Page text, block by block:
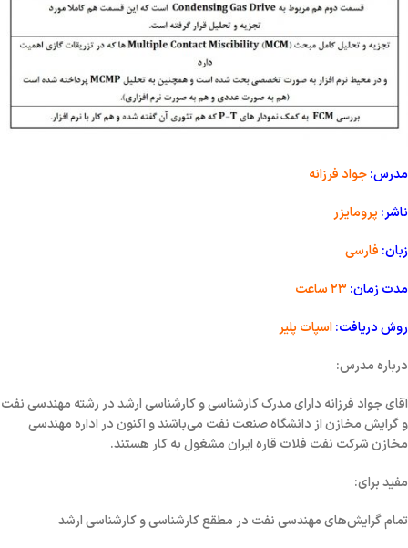
مدرس:جواد فرزانه
ناشر: پرومایزر
زبان: فارسی
مدت زمان: ۲۳ ساعت
روش دریافت:اسپات پلیر
درباره مدرس:
آقای جواد فرزانه دارای مدرک کارشناسی و کارشناسی ارشد در رشته مهندسی نفت
و گرایش مخازن از دانشگاه صنعت نفت می‌باشند و اکنون در اداره مهندسی
مخازن شرکت نفت فلات قاره ایران مشغول به کار هستند.
مفید برای:
تمام گرایش‌های مهندسی نفت در مطقع کارشناسی و کارشناسی ارشد